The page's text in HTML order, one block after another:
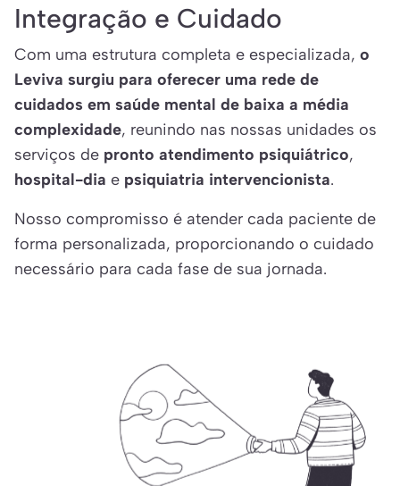
Integração e Cuidado
Com uma estrutura completa e especializada, o
Leviva surgiu para oferecer uma rede de
cuidados em saúde mental de baixa a média
complexidade, reunindo nas nossas unidades os
serviços de pronto atendimento psiquiátrico,
hospital-dia e psiquiatria intervencionista.
Nosso compromisso é atender cada paciente de
forma personalizada, proporcionando o cuidado
necessário para cada fase de sua jornada.